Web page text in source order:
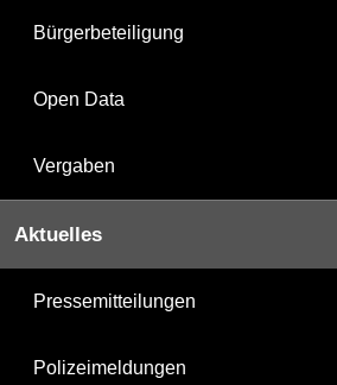
Bürgerbeteiligung
Open Data
Vergaben
Aktuelles
Pressemitteilungen
Polizeimeldungen